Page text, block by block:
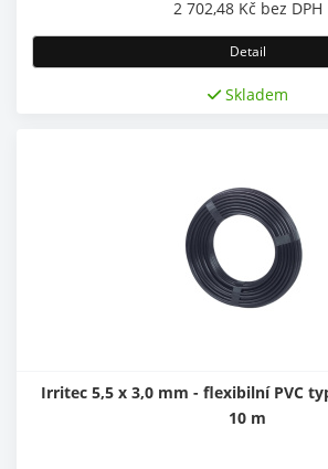
2 702,48 Kč bez DPH
Detail
Skladem
Irritec 5,5 x 3,0 mm - flexibilní PVC
10 m